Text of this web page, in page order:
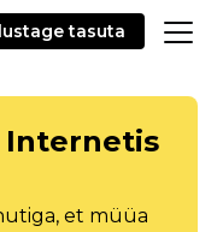
tasuta
Internetis
et müüa